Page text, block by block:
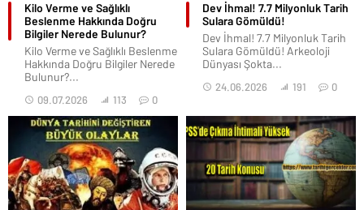
Kilo Verme ve Sağlıklı
Beslenme Hakkında Doğru
Bilgiler Nerede Bulunur?
Kilo Verme ve Sağlıklı Beslenme
Hakkında Doğru Bilgiler Nerede
Bulunur?...
09.07.2026 113 0
Dev İhmal! 7.7 Milyonluk Tarih
Sulara Gömüldü!
Dev İhmal! 7.7 Milyonluk Tarih
Sulara Gömüldü! Arkeoloji
Dünyası Şokta...
24.06.2026 191 0